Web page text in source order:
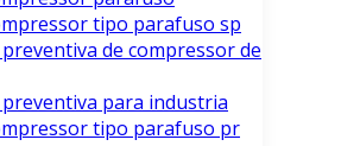
tipo parafuso sp
de compressor de
para industria
tipo parafuso pr